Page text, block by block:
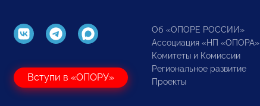
Вступи в «ОПОРУ»
Об «ОПОРЕ РОССИИ»
Ассоциация «НП «ОПОРА»
Комитеты и Комиссии
Региональное развитие
Проекты